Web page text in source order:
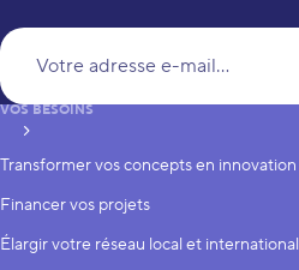
S’inscrire
VOS BESOINS
Transformer vos concepts en innovation
Financer vos projets
Élargir votre réseau local et international